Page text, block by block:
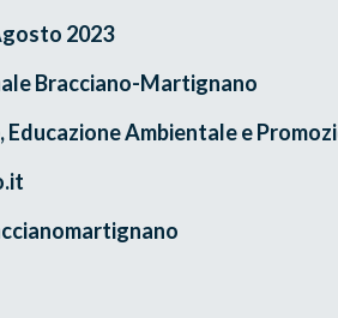
2023
Bracciano-Martignano
Ambientale e